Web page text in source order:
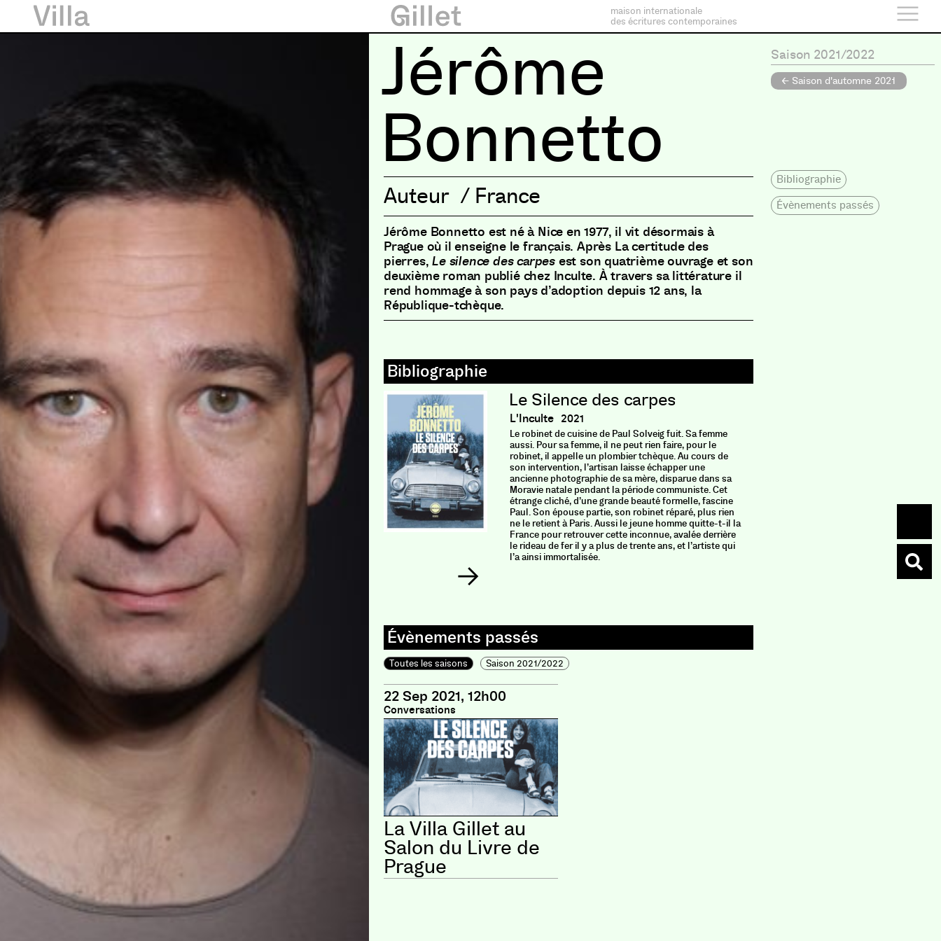
maison internationale
des écritures contemporaines
Jérôme
Bonnetto
Auteur / France
Jérôme Bonnetto est né à Nice en 1977, il vit désormais à
Prague où il enseigne le français. Après La certitude des
pierres,Le silence des carpesest son quatrième ouvrage et son
deuxième roman publié chez Inculte. À travers sa littérature il
rend hommage à son pays d’adoption depuis 12 ans, la
République-tchèque.
Le Silence des carpes
L'Inculte 2021
Le robinet de cuisine de Paul Solveig fuit. Sa femme
aussi. Pour sa femme, il ne peut rien faire, pour le
robinet, il appelle un plombier tchèque. Au cours de
son intervention, l’artisan laisse échapper une
ancienne photographie de sa mère, disparue dans sa
Moravie natale pendant la période communiste. Cet
étrange cliché, d’une grande beauté formelle, fascine
Paul. Son épouse partie, son robinet réparé, plus rien
ne le retient à Paris. Aussi le jeune homme quitte-t-il la
France pour retrouver cette inconnue, avalée derrière
le rideau de fer il y a plus de trente ans, et l’artiste qui
l’a ainsi immortalisée.
Toutes les saisons Saison 2021/2022
22 Sep 2021, 12h00
Conversations
La Villa Gillet au
Salon du Livre de
Prague
Saison 2021/2022
← Saison d'automne 2021
Bibliographie
Évènements passés